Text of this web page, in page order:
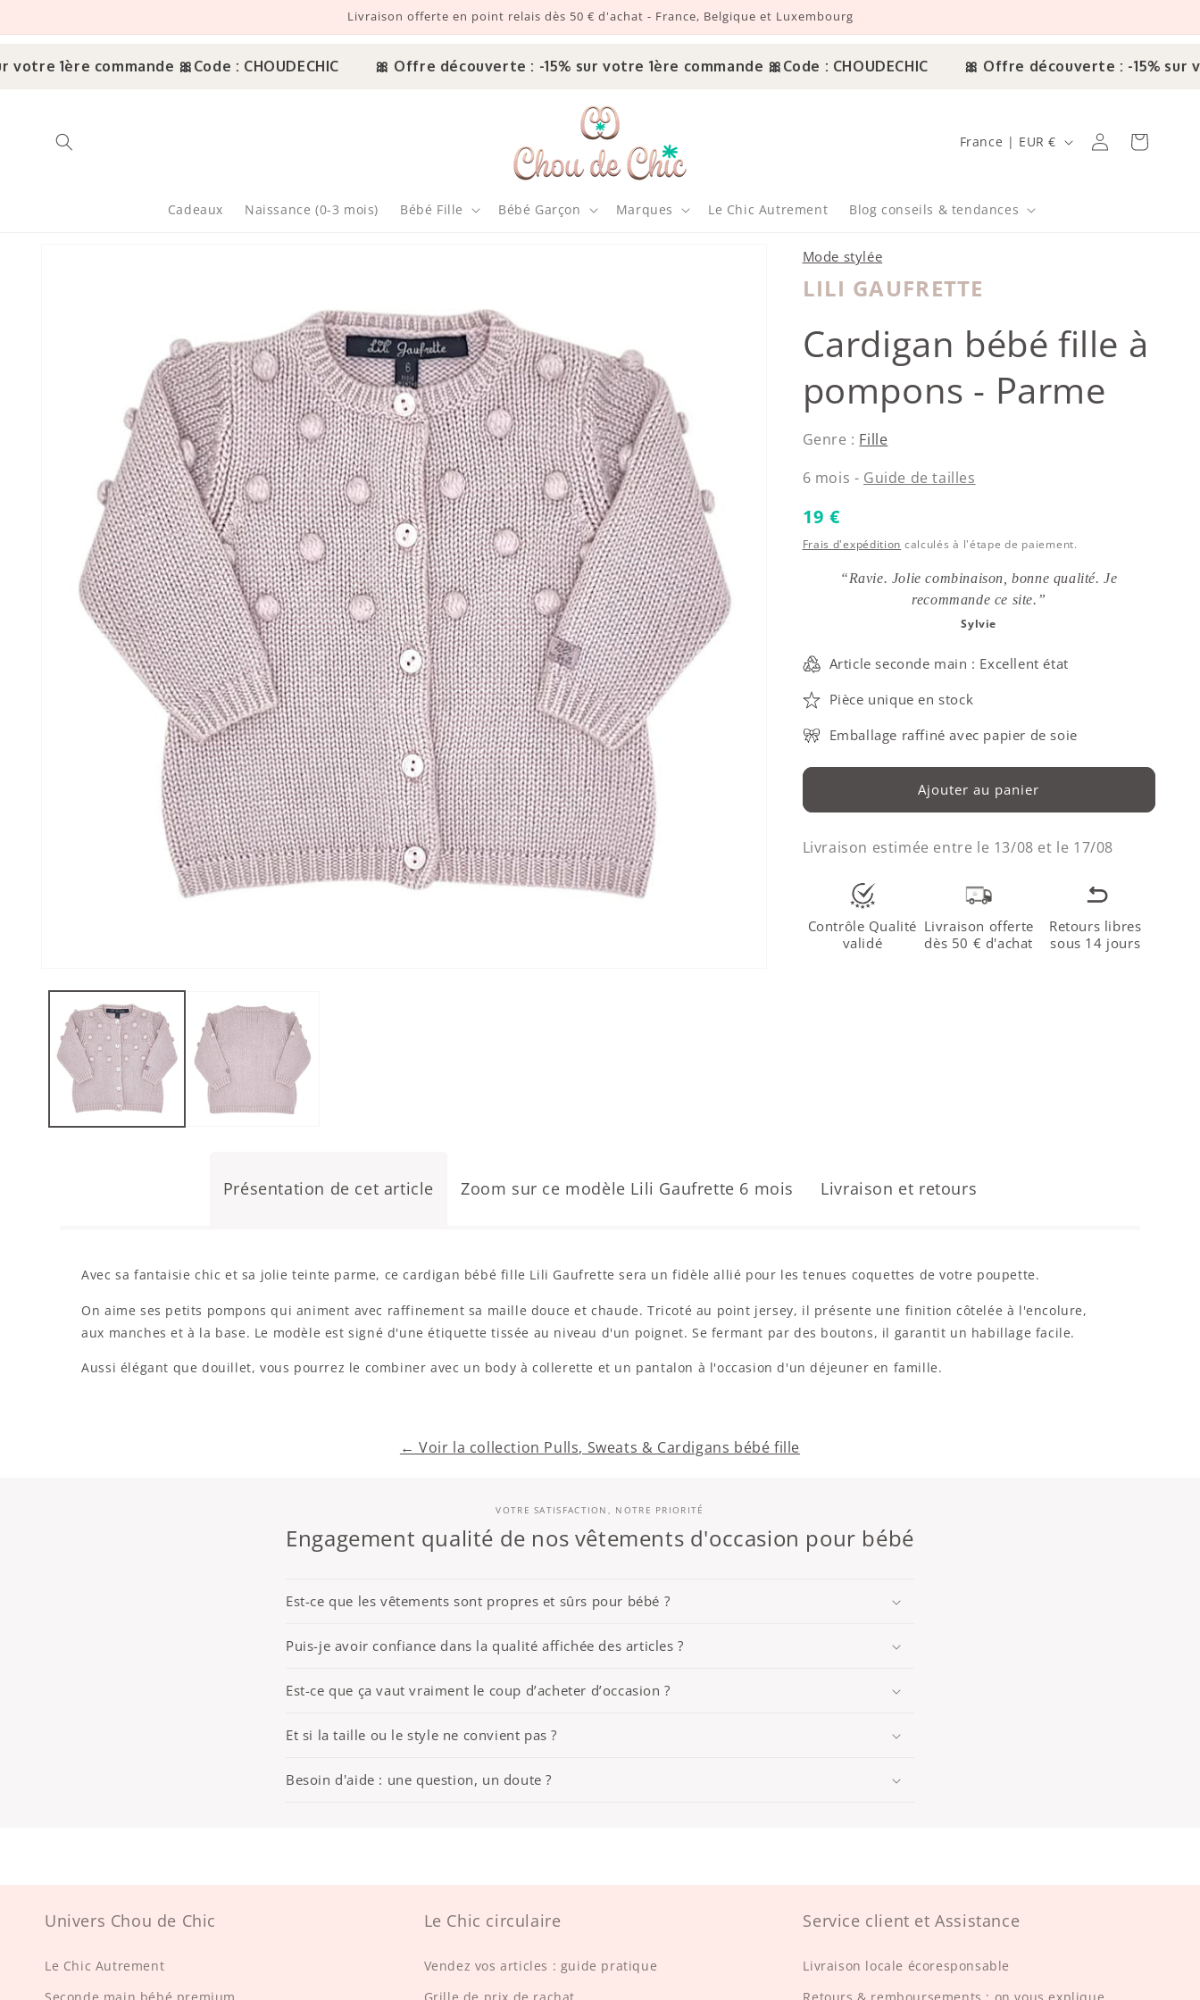
Livraison offerte en point relais dès 50 € d'achat - France, Belgique et Luxembourg
1ère commande 🎀Code : CHOUDECHIC 🎀 Offre découverte : -15% sur votre 1ère commande 🎀Code : CHOUDECHIC 🎀 Offre découverte : -15% sur
Cadeaux Naissance (0-3 mois) Bébé Fille Bébé Garçon Marques Le Chic Autrement Blog conseils & tendances
Pays/région France | EUR € ConnexionPanier
Mode stylée
LILI GAUFRETTE
Lili Gaufrette
Cardigan bébé fille à
pompons - Parme
Genre : Fille
6 mois - Guide de tailles
Prix habituel
19 €
Frais d'expédition calculés à l'étape de paiement.
“Ravie. Jolie combinaison, bonne qualité. Je
recommande ce site.”
Sylvie
Article seconde main : Excellent état
Pièce unique en stock
Emballage raffiné avec papier de soie
Ajouter au panier
Livraison estimée entre le 13/08 et le 17/08
Contrôle Qualité
validé
Livraison offerte
dès 50 € d'achat
Retours libres
sous 14 jours
Présentation de cet article Zoom sur ce modèle Lili Gaufrette 6 mois Livraison et retours
Avec sa fantaisie chic et sa jolie teinte parme, ce cardigan bébé fille Lili Gaufrette sera un fidèle allié pour les tenues coquettes de votre poupette.
On aime ses petits pompons qui animent avec raffinement sa maille douce et chaude. Tricoté au point jersey, il présente une finition côtelée à l'encolure,
aux manches et à la base. Le modèle est signé d'une étiquette tissée au niveau d'un poignet. Se fermant par des boutons, il garantit un habillage facile.
Aussi élégant que douillet, vous pourrez le combiner avec un body à collerette et un pantalon à l'occasion d'un déjeuner en famille.
← Voir la collection Pulls, Sweats & Cardigans bébé fille
VOTRE SATISFACTION, NOTRE PRIORITÉ
Engagement qualité de nos vêtements d'occasion pour bébé
Est-ce que les vêtements sont propres et sûrs pour bébé ?
Puis-je avoir confiance dans la qualité affichée des articles ?
Est-ce que ça vaut vraiment le coup d’acheter d’occasion ?
Et si la taille ou le style ne convient pas ?
Besoin d'aide : une question, un doute ?
Univers Chou de Chic
Le Chic Autrement
Le Chic circulaire
Vendez vos articles : guide pratique
Service client et Assistance
Livraison locale écoresponsable